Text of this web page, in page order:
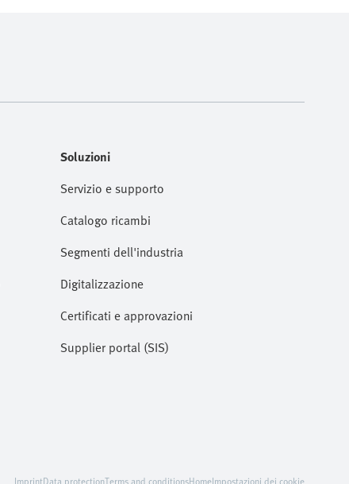
Soluzioni
Servizio e supporto
Catalogo ricambi
Segmenti dell'industria
Digitalizzazione
Certificati e approvazioni
Supplier portal (SIS)
ImprintData protectionTerms and conditionsHomeImpostazioni dei cookie